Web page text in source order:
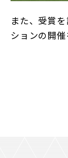
また、受賞
ションの開催